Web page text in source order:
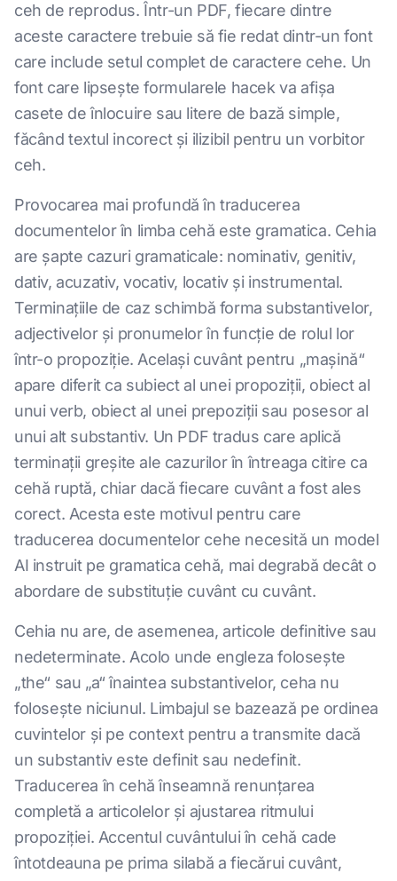
ceh de reprodus. Într-un PDF, fiecare dintre
aceste caractere trebuie să fie redat dintr-un font
care include setul complet de caractere cehe. Un
font care lipsește formularele hacek va afișa
casete de înlocuire sau litere de bază simple,
făcând textul incorect și ilizibil pentru un vorbitor
ceh.
Provocarea mai profundă în traducerea
documentelor în limba cehă este gramatica. Cehia
are șapte cazuri gramaticale: nominativ, genitiv,
dativ, acuzativ, vocativ, locativ și instrumental.
Terminațiile de caz schimbă forma substantivelor,
adjectivelor și pronumelor în funcție de rolul lor
într-o propoziție. Același cuvânt pentru „mașină“
apare diferit ca subiect al unei propoziții, obiect al
unui verb, obiect al unei prepoziții sau posesor al
unui alt substantiv. Un PDF tradus care aplică
terminații greșite ale cazurilor în întreaga citire ca
cehă ruptă, chiar dacă fiecare cuvânt a fost ales
corect. Acesta este motivul pentru care
traducerea documentelor cehe necesită un model
AI instruit pe gramatica cehă, mai degrabă decât o
abordare de substituție cuvânt cu cuvânt.
Cehia nu are, de asemenea, articole definitive sau
nedeterminate. Acolo unde engleza folosește
„the“ sau „a“ înaintea substantivelor, ceha nu
folosește niciunul. Limbajul se bazează pe ordinea
cuvintelor și pe context pentru a transmite dacă
un substantiv este definit sau nedefinit.
Traducerea în cehă înseamnă renunțarea
completă a articolelor și ajustarea ritmului
propoziției. Accentul cuvântului în cehă cade
întotdeauna pe prima silabă a fiecărui cuvânt,